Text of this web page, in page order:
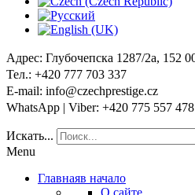
Адрес: Глубочепска 1287/2a, 152
Тел.: +420 777 703 337
E-mail: info@czechprestige.cz
WhatsApp | Viber: +420 775 557 478
Искать...
Menu
Главнаяв начало
О сайте